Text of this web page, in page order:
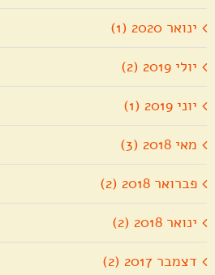
ינואר 2020 (1)
יולי 2019 (2)
יוני 2019 (1)
מאי 2018 (3)
פברואר 2018 (2)
ינואר 2018 (2)
דצמבר 2017 (2)